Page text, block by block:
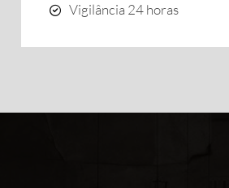
Vigilância 24 horas